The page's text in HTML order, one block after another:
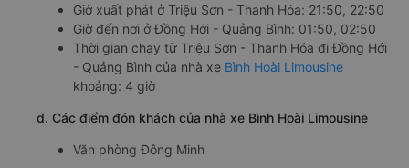
Giờ xuất phát ở Triệu Sơn - Thanh Hóa: 21:50, 22:50
Giờ đến nơi ở Đồng Hới - Quảng Bình: 01:50, 02:50
Thời gian chạy từ Triệu Sơn - Thanh Hóa đi Đồng Hới
- Quảng Bình của nhà xe Bình Hoài Limousine
khoảng: 4 giờ
d. Các điểm đón khách của nhà xe Bình Hoài Limousine
Văn phòng Đông Minh